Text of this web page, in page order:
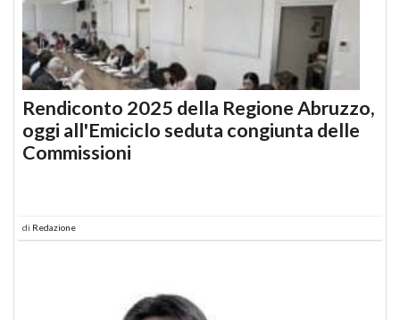
Rendiconto 2025 della Regione Abruzzo,
oggi all'Emiciclo seduta congiunta delle
Commissioni
di Redazione